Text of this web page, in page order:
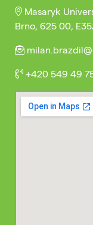
Masaryk
Brno, 625 00,
+420 549 49